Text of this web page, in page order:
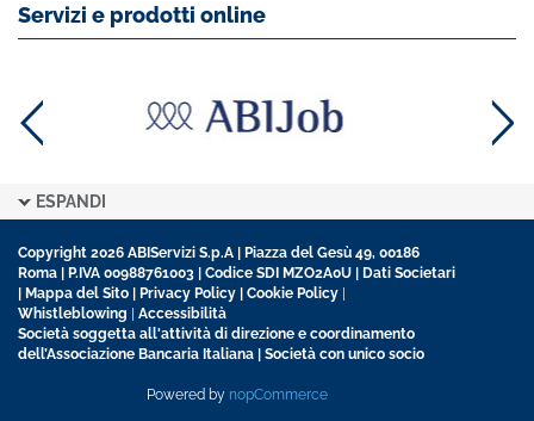
Servizi e prodotti online
ESPANDI
Copyright 2026 ABIServizi S.p.A | Piazza del Gesù 49, 00186
Roma | P.IVA 00988761003 | Codice SDI MZO2A0U | Dati Societari
| Mappa del Sito | Privacy Policy | Cookie Policy |
Whistleblowing | Accessibilità
Società soggetta all'attività di direzione e coordinamento
dell’Associazione Bancaria Italiana | Società con unico socio
Powered by nopCommerce